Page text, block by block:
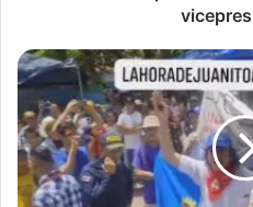
presidente
Rodrigo
Chaves
y
la
vicepresidente"
Estudiantes
de
Universidad
de
Costa
Rica